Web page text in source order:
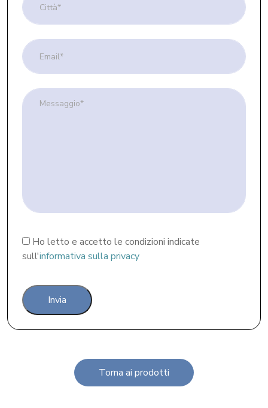
Ho letto e accetto le condizioni indicate
sull'informativa sulla privacy
Torna ai prodotti